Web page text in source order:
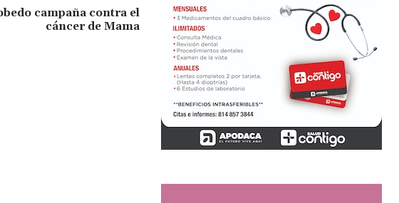
cáncer de Mama